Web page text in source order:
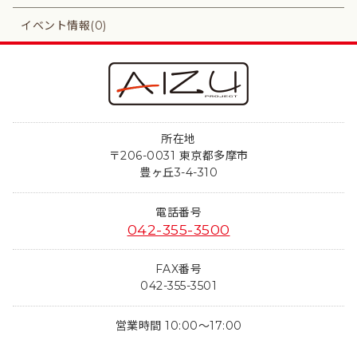
イベント情報(0)
所在地
〒206-0031 東京都多摩市
豊ヶ丘3-4-310
電話番号
042-355-3500
FAX番号
042-355-3501
営業時間 10:00～17:00